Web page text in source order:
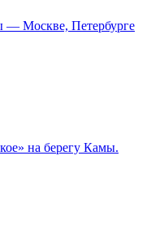
— Москве, Петербурге
на берегу Камы.